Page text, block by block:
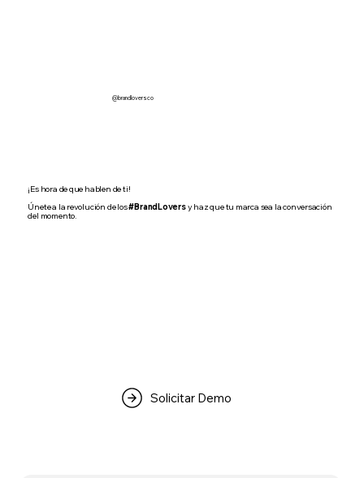
@brandloversco
¡Es hora de que hablen de ti!
Únete a la revolución de los#BrandLoversy haz que tu marca sea la conversación
del momento.
Solicitar Demo